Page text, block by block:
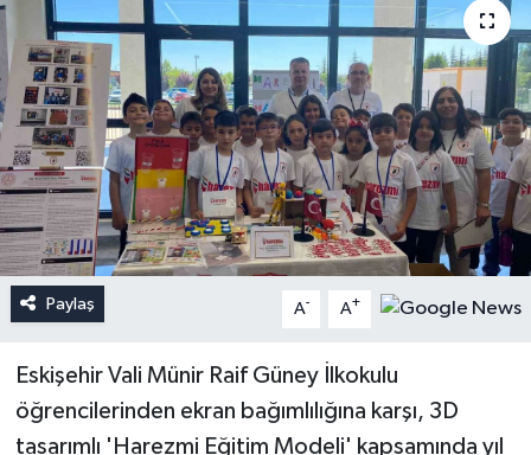
Paylaş A- A+
Eskişehir Vali Münir Raif Güney İlkokulu
öğrencilerinden ekran bağımlılığına karşı, 3D
tasarımlı 'Harezmi Eğitim Modeli' kapsamında yıl